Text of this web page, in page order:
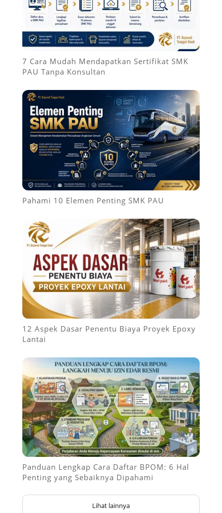
7 Cara Mudah Mendapatkan Sertifikat SMK
PAU Tanpa Konsultan
Pahami 10 Elemen Penting SMK PAU
12 Aspek Dasar Penentu Biaya Proyek Epoxy
Lantai
Panduan Lengkap Cara Daftar BPOM: 6 Hal
Penting yang Sebaiknya Dipahami
Lihat lainnya